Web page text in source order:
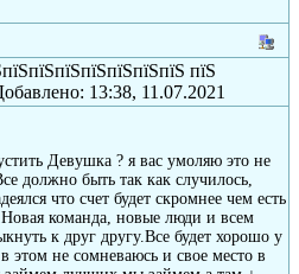
пїЅ
13:38, 11.07.2021
Девушка ? я вас умоляю это не
должно быть так как случилось,
что счет будет скромнее чем есть
команда, новые люди и всем
к друг другу.Все будет хорошо у
этом не сомневаюсь и свое место в